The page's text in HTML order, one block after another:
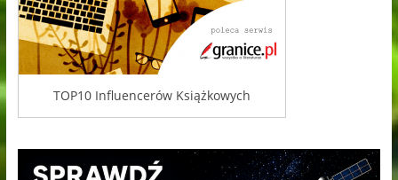
TOP10 Influencerów Książkowych